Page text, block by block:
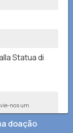
Statua di
nos um
doação